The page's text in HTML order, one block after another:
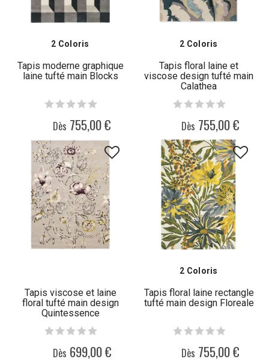
2 Coloris
Tapis moderne graphique
laine tufté main Blocks
Dès 755,00 €
2 Coloris
Tapis floral laine et
viscose design tufté main
Calathea
Dès 755,00 €
Tapis viscose et laine
floral tufté main design
Quintessence
Dès 699,00 €
2 Coloris
Tapis floral laine rectangle
tufté main design Floreale
Dès 755,00 €